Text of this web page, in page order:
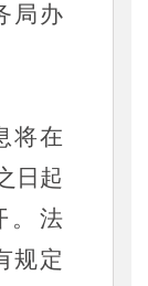
局办
将在
日起
。法
规定